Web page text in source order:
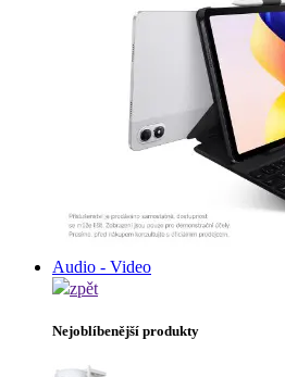
Audio - Video
zpět
Nejoblíbenější produkty